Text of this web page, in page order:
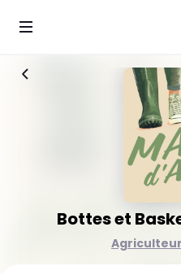
Bottes et